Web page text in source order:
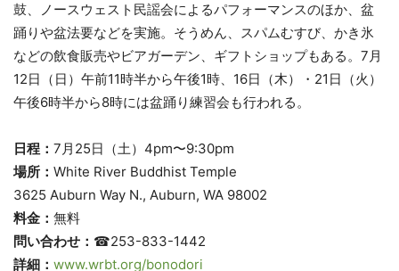
鼓、ノースウェスト民謡会によるパフォーマンスのほか、盆
踊りや盆法要などを実施。そうめん、スパムむすび、かき氷
などの飲食販売やビアガーデン、ギフトショップもある。7月
12日（日）午前11時半から午後1時、16日（木）・21日（火）
午後6時半から8時には盆踊り練習会も行われる。
日程： 7月25日（土）4pm〜9:30pm
場所： White River Buddhist Temple
3625 Auburn Way N., Auburn, WA 98002
料金： 無料
問い合わせ： ☎253-833-1442
詳細： www.wrbt.org/bonodori